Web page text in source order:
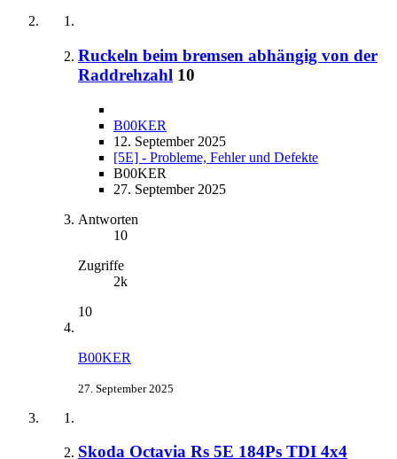
Ruckeln beim bremsen abhängig von der
Raddrehzahl 10
B00KER
12. September 2025
[5E] - Probleme, Fehler und Defekte
B00KER
27. September 2025
Antworten
10
Zugriffe
2k
10
B00KER
27. September 2025
Skoda Octavia Rs 5E 184Ps TDI 4x4